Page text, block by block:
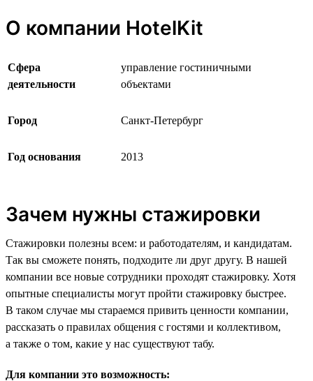
О компании HotelKit
Сфера
деятельности
управление гостиничными
объектами
Город Санкт-Петербург
Год основания 2013
Зачем нужны стажировки
Стажировки полезны всем: и работодателям, и кандидатам.
Так вы сможете понять, подходите ли друг другу. В нашей
компании все новые сотрудники проходят стажировку. Хотя
опытные специалисты могут пройти стажировку быстрее.
В таком случае мы стараемся привить ценности компании,
рассказать о правилах общения с гостями и коллективом,
а также о том, какие у нас существуют табу.
Для компании это возможность: